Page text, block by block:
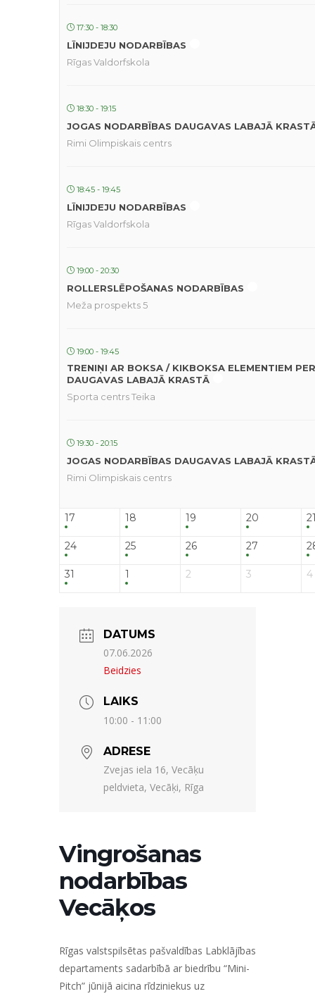
17:30 - 18:30
LĪNIJDEJU NODARBĪBAS
Rīgas Valdorfskola
18:30 - 19:15
JOGAS NODARBĪBAS DAUGAVAS LABAJĀ
Rimi Olimpiskais centrs
18:45 - 19:45
LĪNIJDEJU NODARBĪBAS
Rīgas Valdorfskola
19:00 - 20:30
ROLLERSLĒPOŠANAS NODARBĪBAS
Meža prospekts 5
19:00 - 19:45
TRENIŅI AR BOKSA / KIKBOKSA ELEMENTIEM
DAUGAVAS LABAJĀ KRASTĀ
Sporta centrs Teika
19:30 - 20:15
JOGAS NODARBĪBAS DAUGAVAS LABAJĀ
Rimi Olimpiskais centrs
17 18 19 20
24 25 26 27
31 1 2 3 4
DATUMS
07.06.2026
Beidzies
LAIKS
10:00 - 11:00
ADRESE
Zvejas iela 16, Vecāķu
peldvieta, Vecāķi, Rīga
Vingrošanas
nodarbības
Vecāķos
Rīgas valstspilsētas pašvaldības Labklājības
departaments sadarbībā ar biedrību “Mini-
Pitch” jūnijā aicina rīdziniekus uz